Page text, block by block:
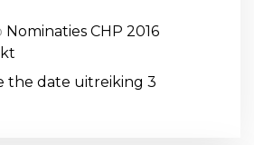
Nominaties CHP 2016
the date uitreiking 3